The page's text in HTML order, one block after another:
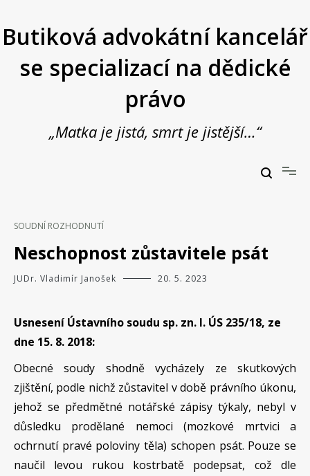
obsah
Butiková advokátní kancelář
se specializací na dědické
právo
„Matka je jistá, smrt je jistější…“
SOUDNÍ ROZHODNUTÍ
Neschopnost zůstavitele psát
JUDr. Vladimír Janošek 20. 5. 2023
Usnesení Ústavního soudu sp. zn. I. ÚS 235/18, ze
dne 15. 8. 2018:
Obecné soudy shodně vycházely ze skutkových
zjištění, podle nichž zůstavitel v době právního úkonu,
jehož se předmětné notářské zápisy týkaly, nebyl v
důsledku prodělané nemoci (mozkové mrtvici a
ochrnutí pravé poloviny těla) schopen psát. Pouze se
naučil levou rukou kostrbatě podepsat, což dle